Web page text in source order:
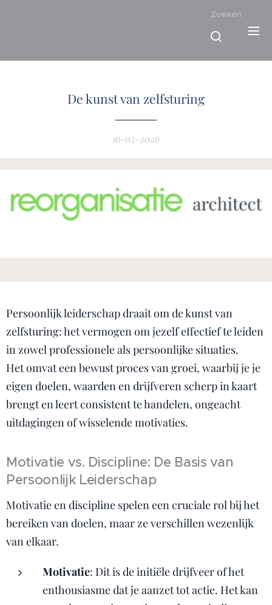
Zoeken
De kunst van zelfsturing
16-05-2026
Persoonlijk leiderschap draait om de kunst van
zelfsturing: het vermogen om jezelf effectief te leiden
in zowel professionele als persoonlijke situaties.
Het omvat een bewust proces van groei, waarbij je je
eigen doelen, waarden en drijfveren scherp in kaart
brengt en leert consistent te handelen, ongeacht
uitdagingen of wisselende motivaties.
Motivatie vs. Discipline: De Basis van
Persoonlijk Leiderschap
Motivatie en discipline spelen een cruciale rol bij het
bereiken van doelen, maar ze verschillen wezenlijk
van elkaar.
Motivatie: Dit is de initiële drijfveer of het
enthousiasme dat je aanzet tot actie. Het kan